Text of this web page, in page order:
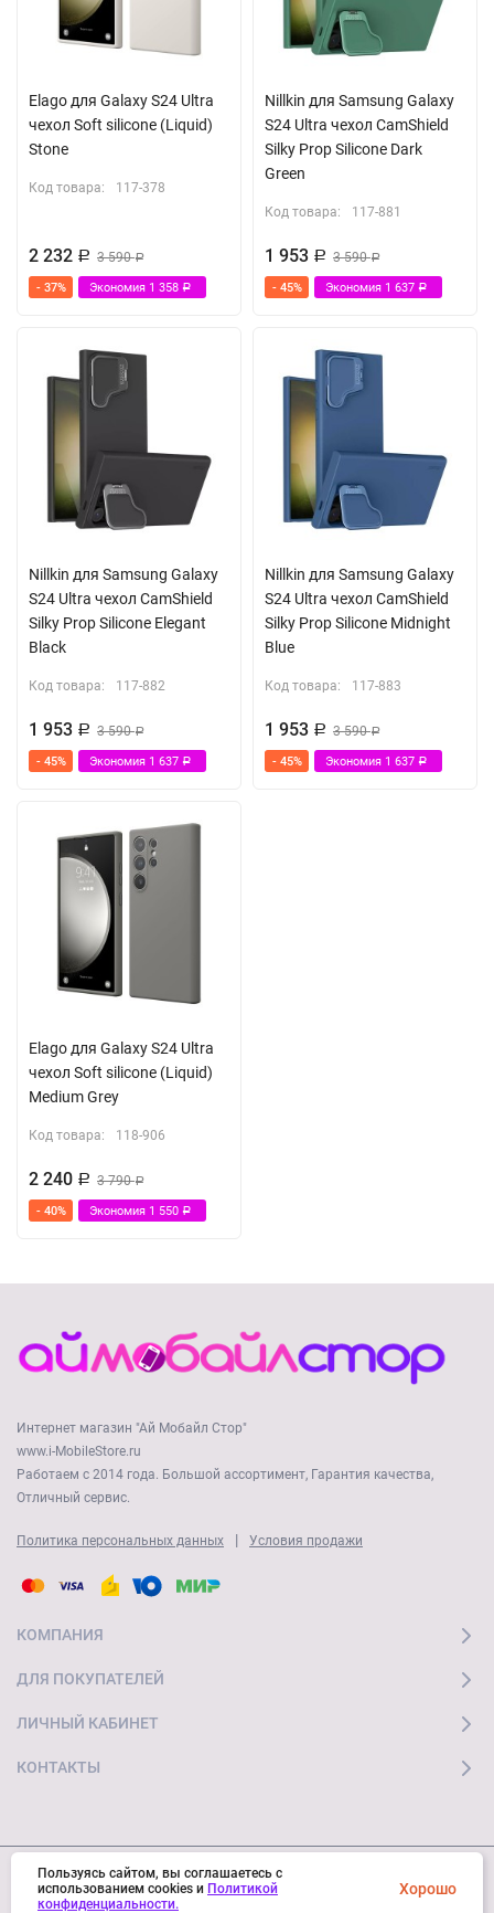
Elago для Galaxy S24 Ultra
чехол Soft silicone (Liquid)
Stone
Код товара: 117-378
2 232 Р 3 590Р
- 37% Экономия 1 358 Р
Nillkin для Samsung Galaxy
S24 Ultra чехол CamShield
Silky Prop Silicone Dark
Green
Код товара: 117-881
1 953 Р 3 590Р
- 45% Экономия 1 637 Р
Nillkin для Samsung Galaxy
S24 Ultra чехол CamShield
Silky Prop Silicone Elegant
Black
Код товара: 117-882
1 953 Р 3 590Р
- 45% Экономия 1 637 Р
Nillkin для Samsung Galaxy
S24 Ultra чехол CamShield
Silky Prop Silicone Midnight
Blue
Код товара: 117-883
1 953 Р 3 590Р
- 45% Экономия 1 637 Р
Elago для Galaxy S24 Ultra
чехол Soft silicone (Liquid)
Medium Grey
Код товара: 118-906
2 240 Р 3 790Р
- 40% Экономия 1 550 Р
Интернет магазин "Ай Мобайл Стор"
www.i-MobileStore.ru
Работаем с 2014 года. Большой ассортимент, Гарантия качества,
Отличный сервис.
Политика персональных данных | Условия продажи
КОМПАНИЯ
ДЛЯ ПОКУПАТЕЛЕЙ
ЛИЧНЫЙ КАБИНЕТ
КОНТАКТЫ
© 2026 "Ай Мобайл Стор" Все права защищены
Пользуясь сайтом, вы соглашаетесь с
использованием cookies и Политикой
конфиденциальности.
Хорошо